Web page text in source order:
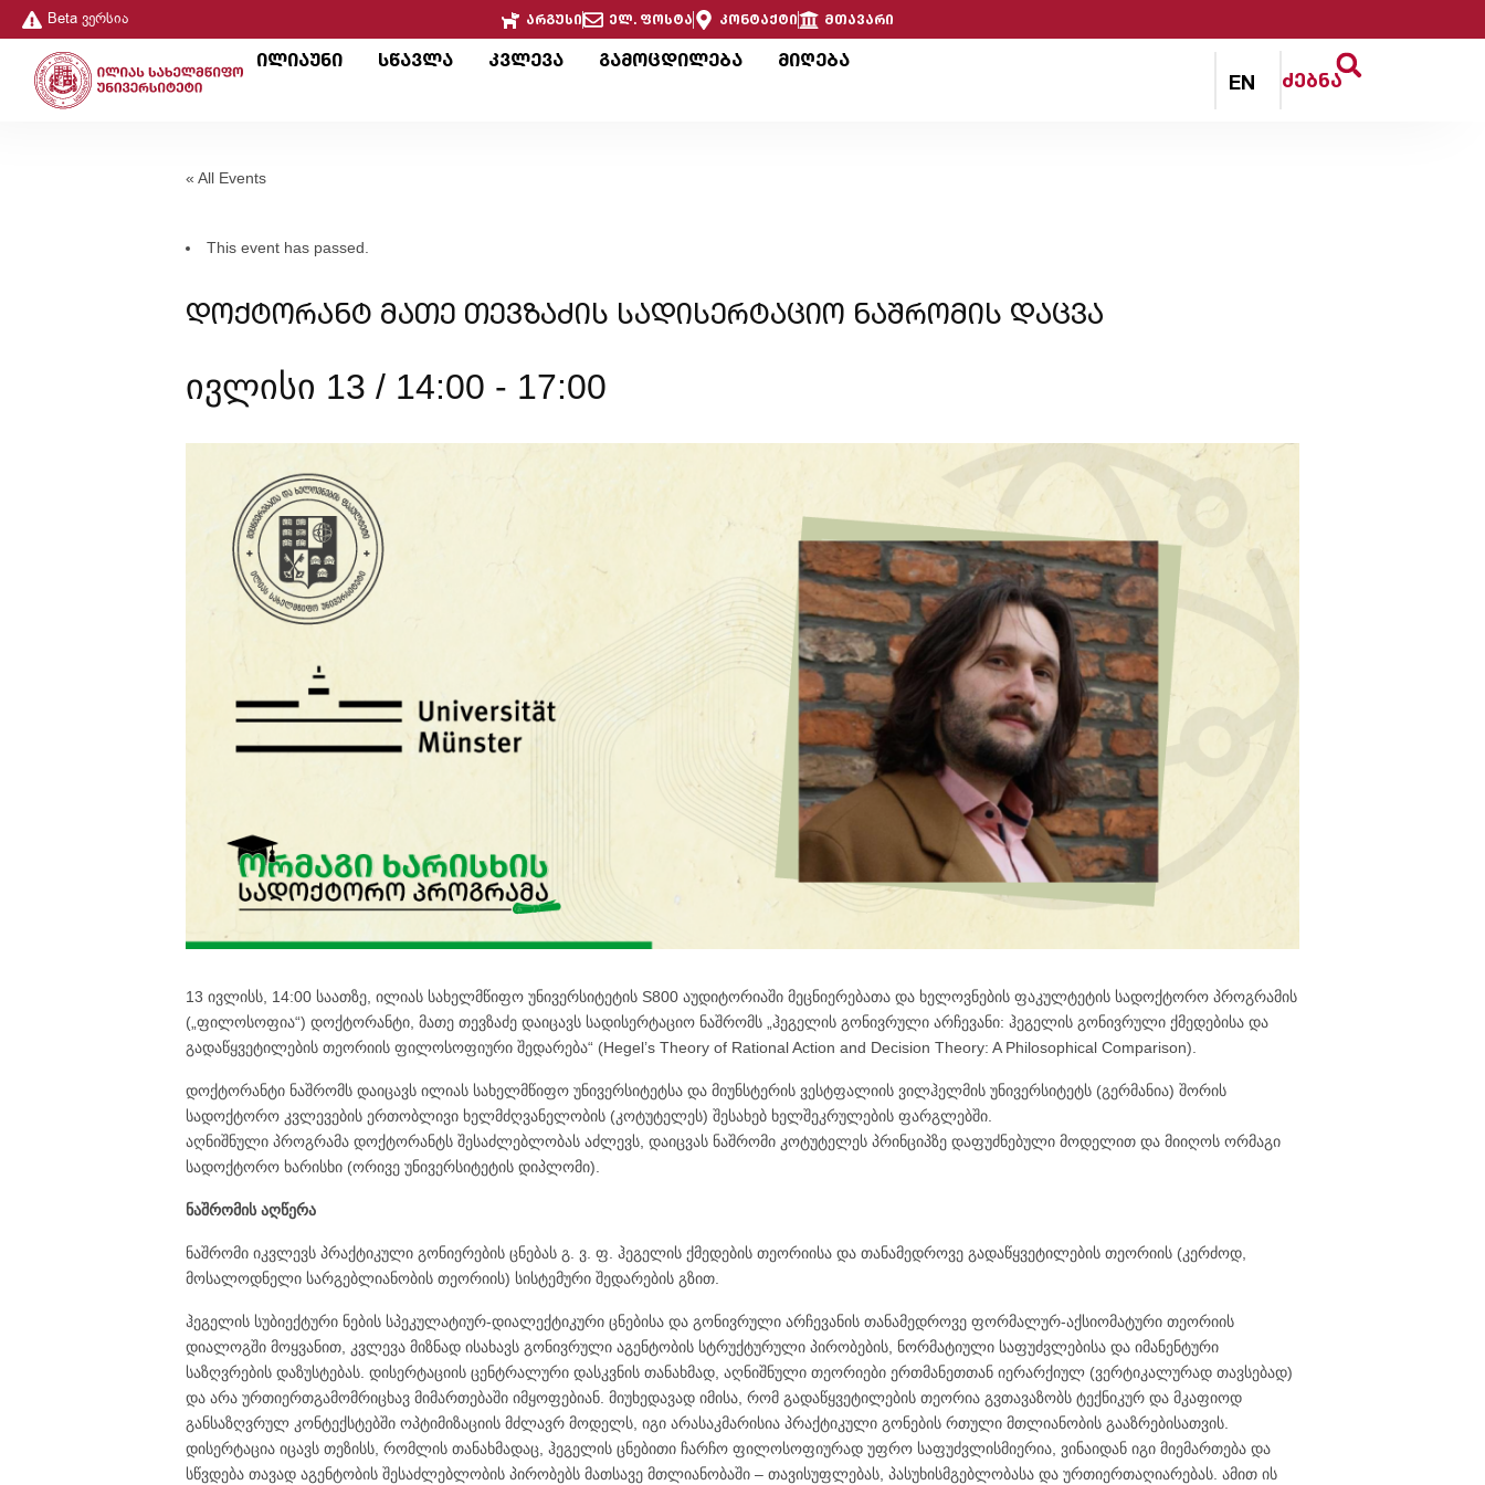
Beta ვერსია არგუსი ელ. ფოსტა კონტაქტი მთავარი
ილიაუნი სწავლა კვლევა გამოცდილება მიღება
EN ძებნა
« All Events
This event has passed.
დოქტორანტ მათე თევზაძის სადისერტაციო ნაშრომის დაცვა
ივლისი 13 / 14:00 - 17:00
13 ივლისს, 14:00 საათზე, ილიას სახელმწიფო უნივერსიტეტის S800 აუდიტორიაში მეცნიერებათა და ხელოვნების ფაკულტეტის სადოქტორო პროგრამის
(„ფილოსოფია“) დოქტორანტი, მათე თევზაძე დაიცავს სადისერტაციო ნაშრომს „ჰეგელის გონივრული არჩევანი: ჰეგელის გონივრული ქმედებისა და
გადაწყვეტილების თეორიის ფილოსოფიური შედარება“ (Hegel’s Theory of Rational Action and Decision Theory: A Philosophical Comparison).
დოქტორანტი ნაშრომს დაიცავს ილიას სახელმწიფო უნივერსიტეტსა და მიუნსტერის ვესტფალიის ვილჰელმის უნივერსიტეტს (გერმანია) შორის
სადოქტორო კვლევების ერთობლივი ხელმძღვანელობის (კოტუტელეს) შესახებ ხელშეკრულების ფარგლებში.
აღნიშნული პროგრამა დოქტორანტს შესაძლებლობას აძლევს, დაიცვას ნაშრომი კოტუტელეს პრინციპზე დაფუძნებული მოდელით და მიიღოს ორმაგი
სადოქტორო ხარისხი (ორივე უნივერსიტეტის დიპლომი).
ნაშრომის აღწერა
ნაშრომი იკვლევს პრაქტიკული გონიერების ცნებას გ. ვ. ფ. ჰეგელის ქმედების თეორიისა და თანამედროვე გადაწყვეტილების თეორიის (კერძოდ,
მოსალოდნელი სარგებლიანობის თეორიის) სისტემური შედარების გზით.
ჰეგელის სუბიექტური ნების სპეკულატიურ-დიალექტიკური ცნებისა და გონივრული არჩევანის თანამედროვე ფორმალურ-აქსიომატური თეორიის
დიალოგში მოყვანით, კვლევა მიზნად ისახავს გონივრული აგენტობის სტრუქტურული პირობების, ნორმატიული საფუძვლებისა და იმანენტური
საზღვრების დაზუსტებას. დისერტაციის ცენტრალური დასკვნის თანახმად, აღნიშნული თეორიები ერთმანეთთან იერარქიულ (ვერტიკალურად თავსებად)
და არა ურთიერთგამომრიცხავ მიმართებაში იმყოფებიან. მიუხედავად იმისა, რომ გადაწყვეტილების თეორია გვთავაზობს ტექნიკურ და მკაფიოდ
განსაზღვრულ კონტექსტებში ოპტიმიზაციის მძლავრ მოდელს, იგი არასაკმარისია პრაქტიკული გონების რთული მთლიანობის გააზრებისათვის.
დისერტაცია იცავს თეზისს, რომლის თანახმადაც, ჰეგელის ცნებითი ჩარჩო ფილოსოფიურად უფრო საფუძვლისმიერია, ვინაიდან იგი მიემართება და
სწვდება თავად აგენტობის შესაძლებლობის პირობებს მათსავე მთლიანობაში – თავისუფლებას, პასუხისმგებლობასა და ურთიერთაღიარებას. ამით ის